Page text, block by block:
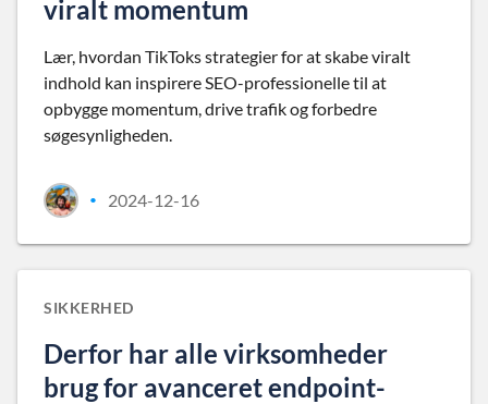
viralt momentum
Lær, hvordan TikToks strategier for at skabe viralt
indhold kan inspirere SEO-professionelle til at
opbygge momentum, drive trafik og forbedre
søgesynligheden.
• 2024-12-16
SIKKERHED
Derfor har alle virksomheder
brug for avanceret endpoint-